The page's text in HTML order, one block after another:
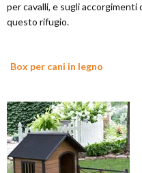
per cavalli, e sugli accorgimenti
questo rifugio.
Box per cani in legno